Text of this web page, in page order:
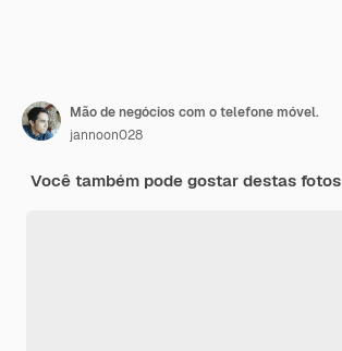
Mão de negócios com o telefone móvel.
jannoon028
Você também pode gostar destas fotos